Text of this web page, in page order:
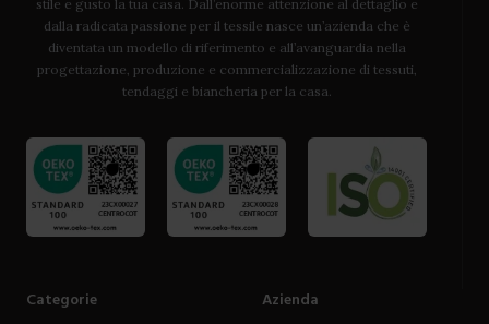
stile e gusto la tua casa. Dall’enorme attenzione al dettaglio e
dalla radicata passione per il tessile nasce un’azienda che è
diventata un modello di riferimento e all’avanguardia nella
progettazione, produzione e commercializzazione di tessuti,
tendaggi e biancheria per la casa.
Categorie Azienda